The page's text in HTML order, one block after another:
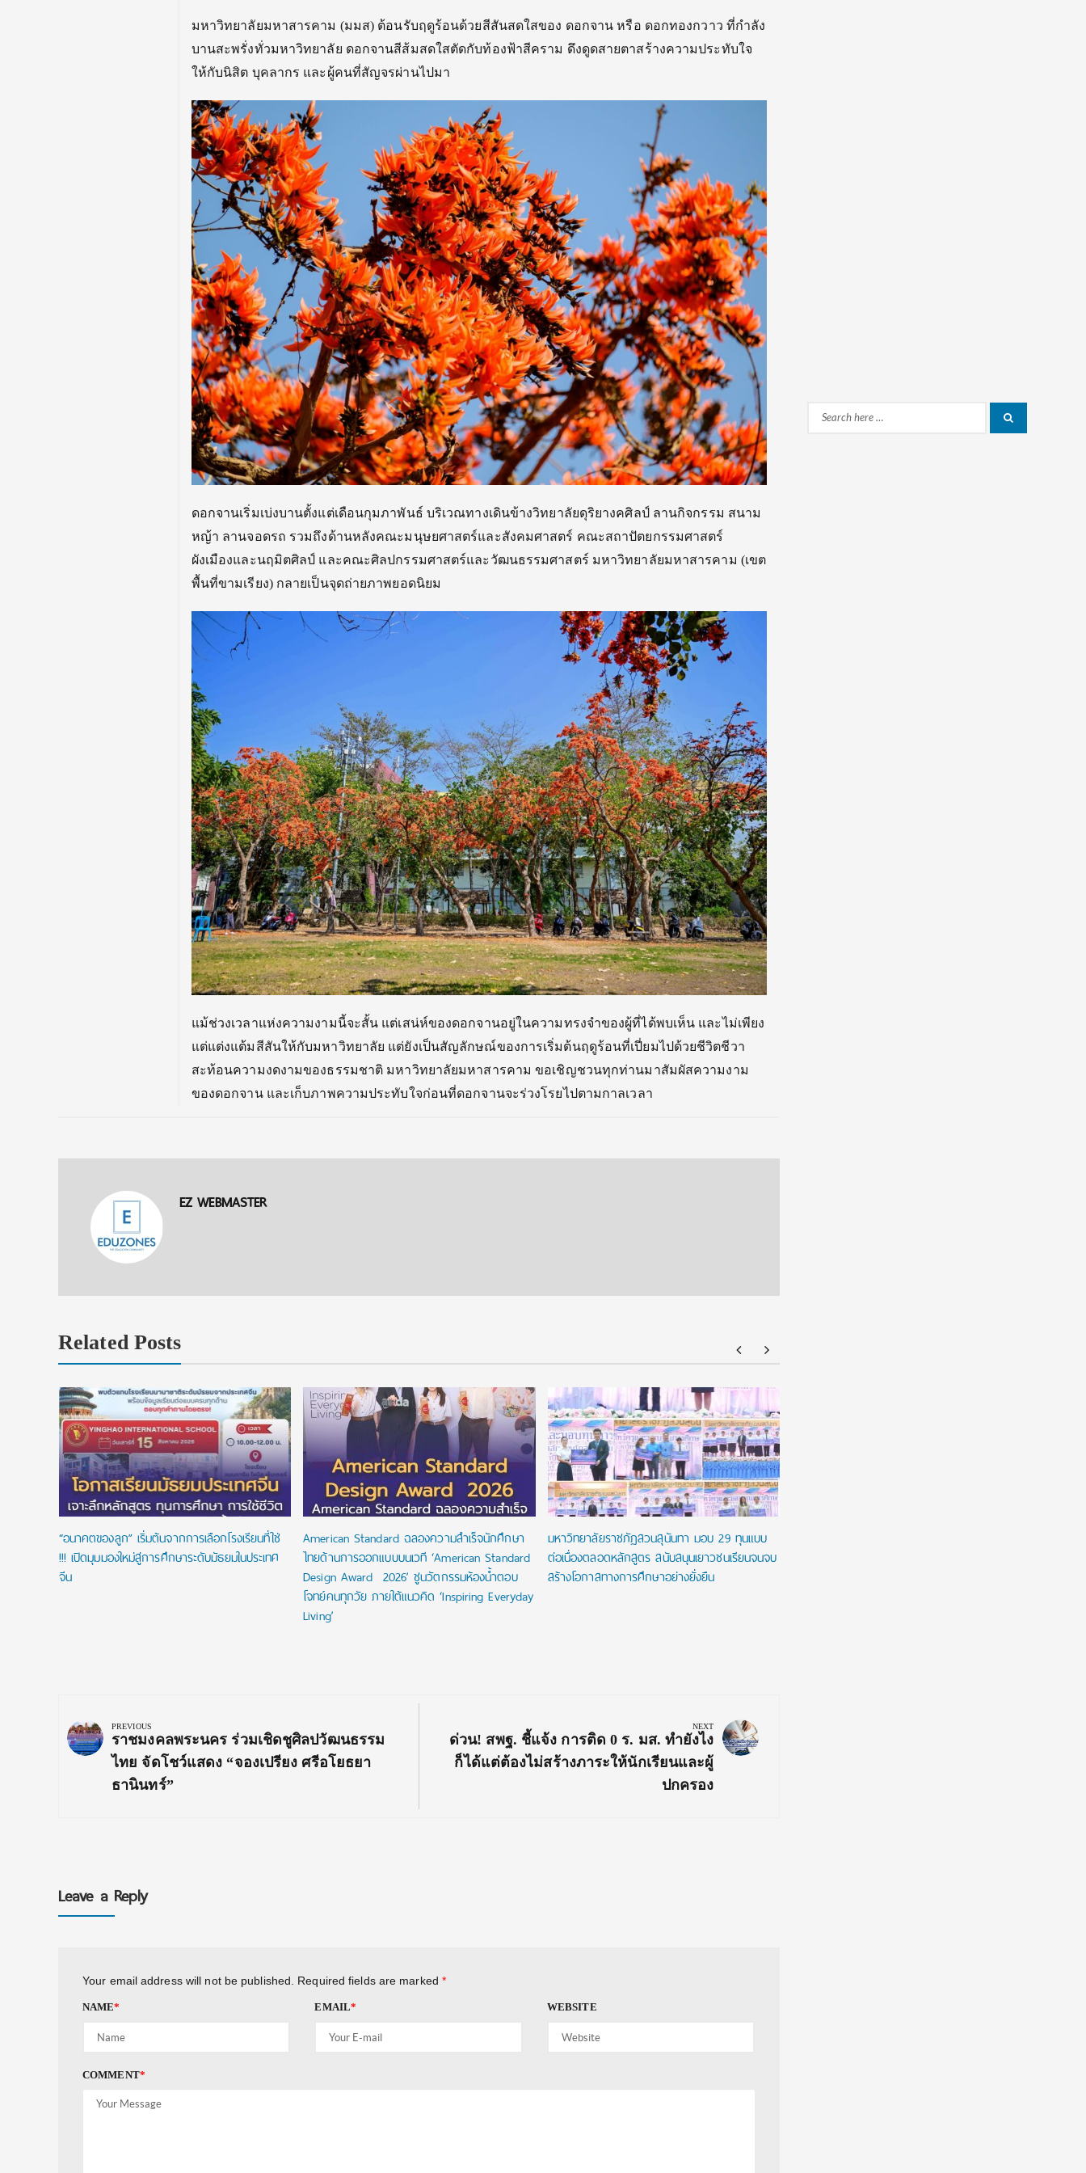
มหาวิทยาลัยมหาสารคาม (มมส) ต้อนรับฤดูร้อนด้วยสีสันสดใสของ ดอกจาน หรือ ดอกทองกวาว ที่กำลัง
บานสะพรั่งทั่วมหาวิทยาลัย ดอกจานสีส้มสดใสตัดกับท้องฟ้าสีคราม ดึงดูดสายตาสร้างความประทับใจ
ให้กับนิสิต บุคลากร และผู้คนที่สัญจรผ่านไปมา
ดอกจานเริ่มเบ่งบานตั้งแต่เดือนกุมภาพันธ์ บริเวณทางเดินข้างวิทยาลัยดุริยางคศิลป์ ลานกิจกรรม สนาม
หญ้า ลานจอดรถ รวมถึงด้านหลังคณะมนุษยศาสตร์และสังคมศาสตร์ คณะสถาปัตยกรรมศาสตร์
ผังเมืองและนฤมิตศิลป์ และคณะศิลปกรรมศาสตร์และวัฒนธรรมศาสตร์ มหาวิทยาลัยมหาสารคาม (เขต
พื้นที่ขามเรียง) กลายเป็นจุดถ่ายภาพยอดนิยม
แม้ช่วงเวลาแห่งความงามนี้จะสั้น แต่เสน่ห์ของดอกจานอยู่ในความทรงจำของผู้ที่ได้พบเห็น และไม่เพียง
แต่แต่งแต้มสีสันให้กับมหาวิทยาลัย แต่ยังเป็นสัญลักษณ์ของการเริ่มต้นฤดูร้อนที่เปี่ยมไปด้วยชีวิตชีวา
สะท้อนความงดงามของธรรมชาติ มหาวิทยาลัยมหาสารคาม ขอเชิญชวนทุกท่านมาสัมผัสความงาม
ของดอกจาน และเก็บภาพความประทับใจก่อนที่ดอกจานจะร่วงโรยไปตามกาลเวลา
EZ WEBMASTER
Related Posts
“อนาคตของลูก” เริ่มต้นจากการเลือกโรงเรียนที่ใช่
!!! เปิดมุมมองใหม่สู่การศึกษาระดับมัธยมในประเทศ
จีน
American Standard ฉลองความสำเร็จนักศึกษา
ไทยด้านการออกแบบบนเวที ‘American Standard
Design Award 2026’ ชูนวัตกรรมห้องน้ำตอบ
โจทย์คนทุกวัย ภายใต้แนวคิด ‘Inspiring Everyday
Living’
มหาวิทยาลัยราชภัฏสวนสุนันทา มอบ 29 ทุนแบบ
ต่อเนื่องตลอดหลักสูตร สนับสนุนเยาวชนเรียนจนจบ
สร้างโอกาสทางการศึกษาอย่างยั่งยืน
navigation
PREVIOUS
Previous
Post:
ราชมงคลพระนคร ร่วมเชิดชูศิลปวัฒนธรรม
ไทย จัดโชว์แสดง “จองเปรียง ศรีอโยธยา
ธานินทร์”
NEXT
Next
Post:
ด่วน! สพฐ. ชี้แจ้ง การติด 0 ร. มส. ทำยังไง
ก็ได้แต่ต้องไม่สร้างภาระให้นักเรียนและผู้
ปกครอง
Leave a Reply
Your email address will not be published. Required fields are marked *
NAME* EMAIL* WEBSITE
COMMENT*
Search